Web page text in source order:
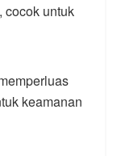
cocok untuk
keamanan